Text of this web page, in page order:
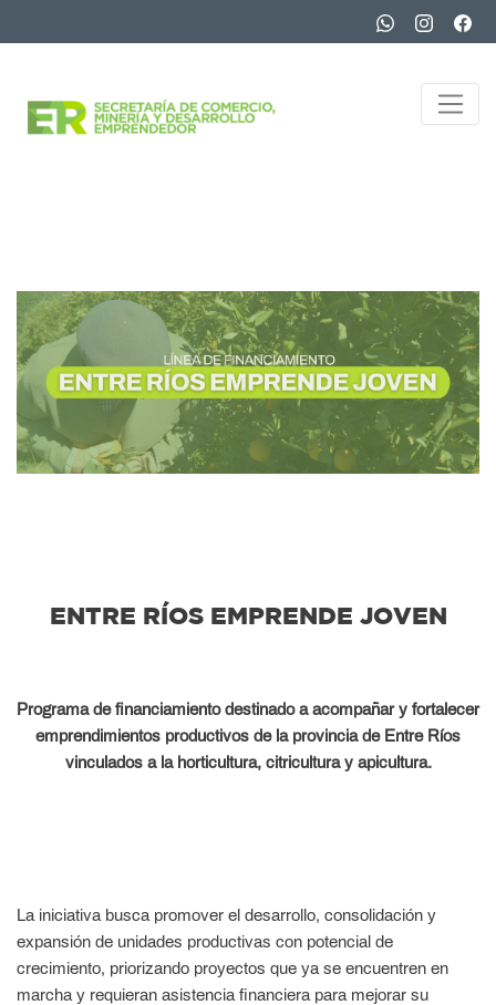
ENTRE RÍOS EMPRENDE JOVEN
Programa de financiamiento destinado a acompañar y fortalecer
emprendimientos productivos de la provincia de Entre Ríos
vinculados a la horticultura, citricultura y apicultura.
La iniciativa busca promover el desarrollo, consolidación y
expansión de unidades productivas con potencial de
crecimiento, priorizando proyectos que ya se encuentren en
marcha y requieran asistencia financiera para mejorar su